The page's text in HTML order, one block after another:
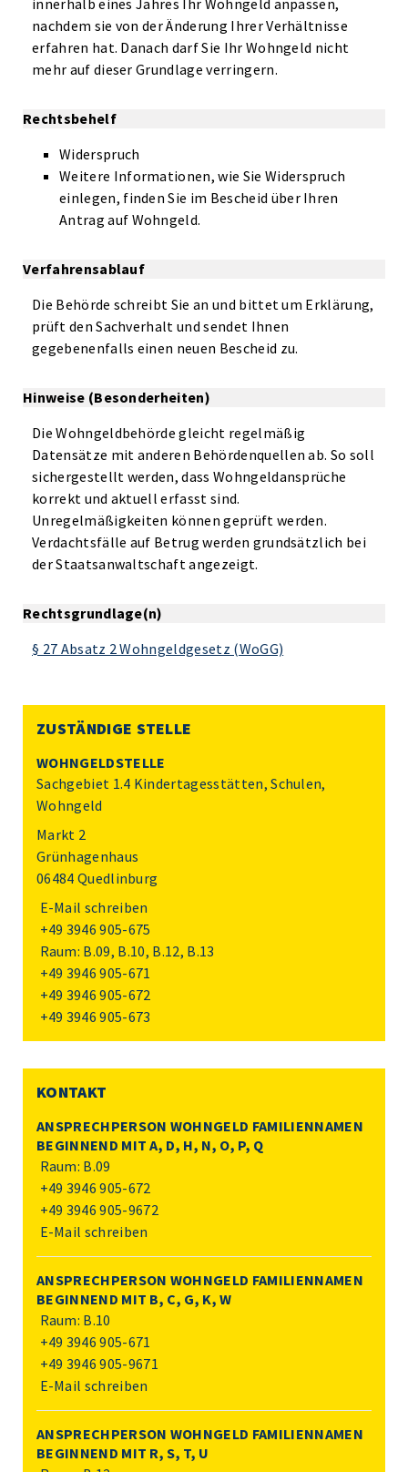
innerhalb eines Jahres Ihr Wohngeld anpassen,
nachdem sie von der Änderung Ihrer Verhältnisse
erfahren hat. Danach darf Sie Ihr Wohngeld nicht
mehr auf dieser Grundlage verringern.
Rechtsbehelf
Widerspruch
Weitere Informationen, wie Sie Widerspruch
einlegen, finden Sie im Bescheid über Ihren
Antrag auf Wohngeld.
Verfahrensablauf
Die Behörde schreibt Sie an und bittet um Erklärung,
prüft den Sachverhalt und sendet Ihnen
gegebenenfalls einen neuen Bescheid zu.
Hinweise (Besonderheiten)
Die Wohngeldbehörde gleicht regelmäßig
Datensätze mit anderen Behördenquellen ab. So soll
sichergestellt werden, dass Wohngeldansprüche
korrekt und aktuell erfasst sind.
Unregelmäßigkeiten können geprüft werden.
Verdachtsfälle auf Betrug werden grundsätzlich bei
der Staatsanwaltschaft angezeigt.
Rechtsgrundlage(n)
§ 27 Absatz 2 Wohngeldgesetz (WoGG)
ZUSTÄNDIGE STELLE
WOHNGELDSTELLE
Sachgebiet 1.4 Kindertagesstätten, Schulen,
Wohngeld
Markt 2
Grünhagenhaus
06484 Quedlinburg
E-Mail schreiben
+49 3946 905-675
Raum: B.09, B.10, B.12, B.13
+49 3946 905-671
+49 3946 905-672
+49 3946 905-673
KONTAKT
ANSPRECHPERSON WOHNGELD FAMILIENNAMEN
BEGINNEND MIT A, D, H, N, O, P, Q
Raum: B.09
+49 3946 905-672
+49 3946 905-9672
E-Mail schreiben
ANSPRECHPERSON WOHNGELD FAMILIENNAMEN
BEGINNEND MIT B, C, G, K, W
Raum: B.10
+49 3946 905-671
+49 3946 905-9671
E-Mail schreiben
ANSPRECHPERSON WOHNGELD FAMILIENNAMEN
BEGINNEND MIT R, S, T, U